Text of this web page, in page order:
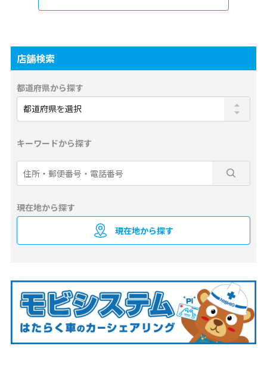
店舗検索
都道府県から探す
キーワードから探す
現在地から探す
現在地から探す